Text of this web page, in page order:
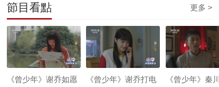
節目看點 更多 >
《曾少年》谢乔如愿
《曾少年》谢乔打电
《曾少年》秦